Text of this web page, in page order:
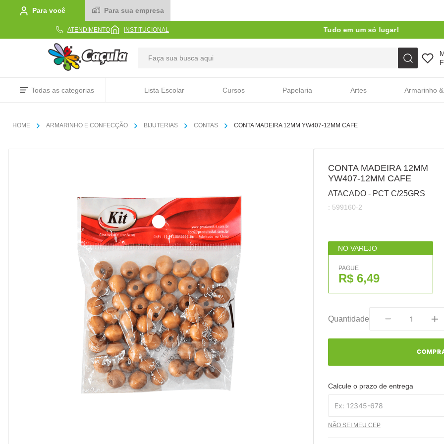
Para você Para sua empresa
ATENDIMENTO INSTITUCIONAL Tudo em um só lugar!
Todas as categorias Lista Escolar Cursos Papelaria Artes Armarinho
ARMARINHO E CONFECÇÃO BIJUTERIAS CONTAS CONTA MADEIRA 12MM YW407-12MM CAFE
CONTA MADEIRA 12MM
YW407-12MM CAFE
ATACADO - PCT C/25GRS
: 599160-2
NO VAREJO
PAGUE
R$ 6,49
Quantidade
Calcule o prazo de entrega
NÃO SEI MEU CEP
TERMOS MAIS BUSCADOS
linha
pincel
8º cola
9º barbante
10º